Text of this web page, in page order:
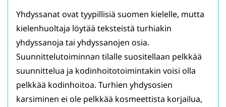
Yhdyssanat ovat tyypillisiä suomen kielelle, mutta
kielenhuoltaja löytää teksteistä turhiakin
yhdyssanoja tai yhdyssanojen osia.
Suunnittelutoiminnan tilalle suositellaan pelkkää
suunnittelua ja kodinhoitotoimintakin voisi olla
pelkkää kodinhoitoa. Turhien yhdysosien
karsiminen ei ole pelkkää kosmeettista korjailua,